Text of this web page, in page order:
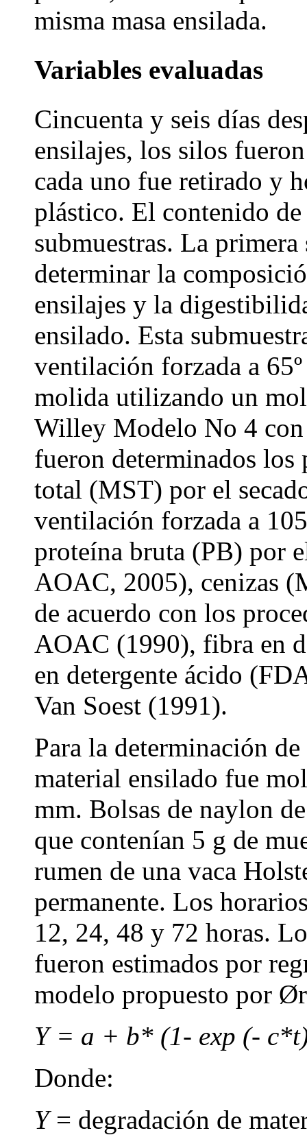
misma masa ensilada.
Variables evaluadas
Cincuenta y seis días
ensilajes, los silos
cada uno fue retirado y
plástico. El contenido
submuestras. La
determinar la
ensilajes y la
ensilado. Esta
ventilación forzada a
molida utilizando un
Willey Modelo No 4
fueron determinados los
total (MST) por el
ventilación forzada a
proteína bruta (PB) por
AOAC, 2005), cenizas
de acuerdo con los
AOAC (1990), fibra en
en detergente ácido
Van Soest (1991).
Para la determinación
material ensilado fue
mm. Bolsas de naylon
que contenían 5 g de
rumen de una vaca
permanente. Los
12, 24, 48 y 72 horas.
fueron estimados por
modelo propuesto por
Y = a + b* (1- exp (-
Donde:
Y= degradación de